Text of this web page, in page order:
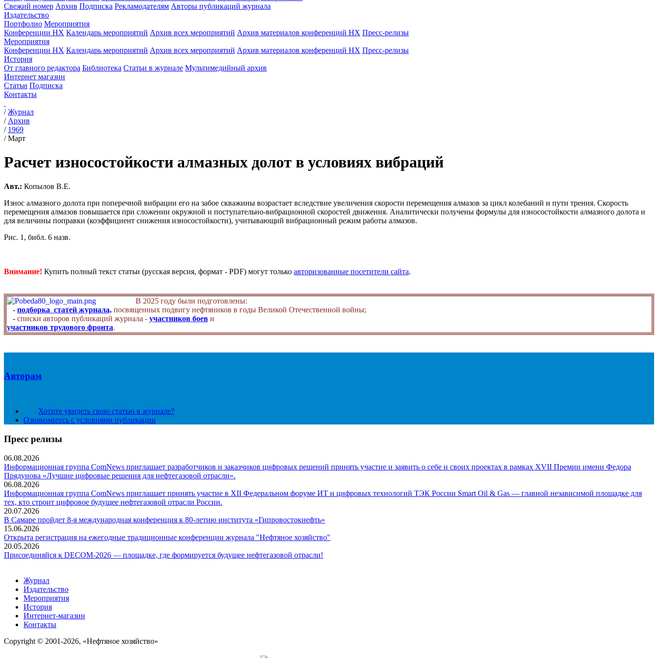
Свежий номер Архив Подписка Рекламодателям Авторы публикаций журнала
Издательство
Портфолио Мероприятия
Конференции НХ Календарь мероприятий Архив всех мероприятий Архив материалов конференций НХ Пресс-релизы
Мероприятия
Конференции НХ Календарь мероприятий Архив всех мероприятий Архив материалов конференций НХ Пресс-релизы
История
От главного редактора Библиотека Статьи в журнале Мультимедийный архив
Интернет магазин
Статьи Подписка
Контакты
/Журнал
/ Архив
/ 1969
/Март
Расчет износостойкости алмазных долот в условиях вибраций
Авт.: Копылов В.Е.
Износ алмазного долота при поперечной вибрации его на забое скважины возрастает вследствие увеличения скорости перемещения алмазов за цикл колебаний и пути трения. Скорость
перемещения алмазов повышается при сложении окружной и поступательно-вибрационной скоростей движения. Аналитически получены формулы для износостойкости алмазного долота и
для величины поправки (коэффициент снижения износостойкости), учитывающий вибрационный режим работы алмазов.
Рис. 1, библ. 6 назв.
Внимание! Купить полный текст статьи (русская версия, формат - PDF) могут только авторизованные посетители сайта.
В 2025 году были подготовлены:
- подборка статей журнала, посвященных подвигу нефтяников в годы Великой Отечественной войны;
- списки авторов публикаций журнала - участников боев и
участников трудового фронта.
Авторам
Хотите увидеть свою статью в журнале?
Ознакомьтесь с условиями публикации
Пресс релизы
06.08.2026
Информационная группа ComNews приглашает разработчиков и заказчиков цифровых решений принять участие и заявить о себе и своих проектах в рамках XVII Премии имени Федора
Прядунова «Лучшие цифровые решения для нефтегазовой отрасли».
06.08.2026
Информационная группа ComNews приглашает принять участие в XII Федеральном форуме ИТ и цифровых технологий ТЭК России Smart Oil & Gas — главной независимой площадке для
тех, кто строит цифровое будущее нефтегазовой отрасли России.
20.07.2026
В Самаре пройдет 8-я международная конференция к 80-летию института «Гипровостокнефть»
15.06.2026
Открыта регистрация на ежегодные традиционные конференции журнала "Нефтяное хозяйство"
20.05.2026
Присоединяйся к DECOM-2026 — площадке, где формируется будущее нефтегазовой отрасли!
Журнал
Издательство
Мероприятия
История
Интернет-магазин
Контакты
Copyright © 2001-2026, «Нефтяное хозяйство»